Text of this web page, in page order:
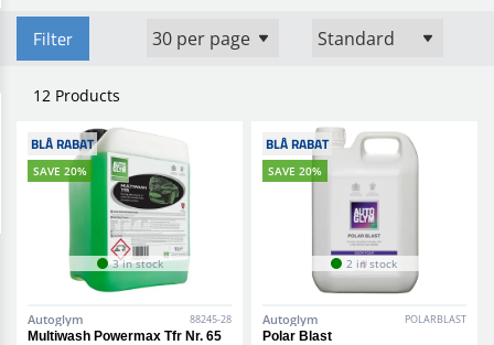
Filter
12 Products
BLÅ RABAT
SAVE 20%
3 in stock
Autoglym 88245-28
Multiwash Powermax Tfr Nr. 65
BLÅ RABAT
SAVE 20%
2 in stock
Autoglym POLARBLAST
Polar Blast